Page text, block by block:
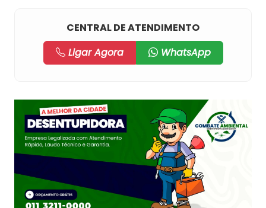
CENTRAL DE ATENDIMENTO
Ligar Agora
WhatsApp